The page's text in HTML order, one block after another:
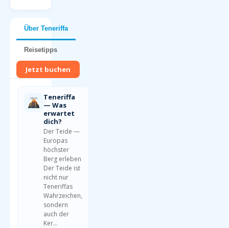
Über Teneriffa
Reisetipps
Jetzt buchen
Teneriffa
— Was
erwartet
dich?
Der Teide —
Europas
höchster
Berg erleben
Der Teide ist
nicht nur
Teneriffas
Wahrzeichen,
sondern
auch der
Ker…